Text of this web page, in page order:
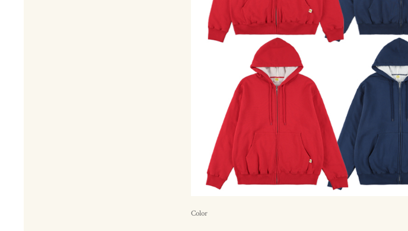
Color